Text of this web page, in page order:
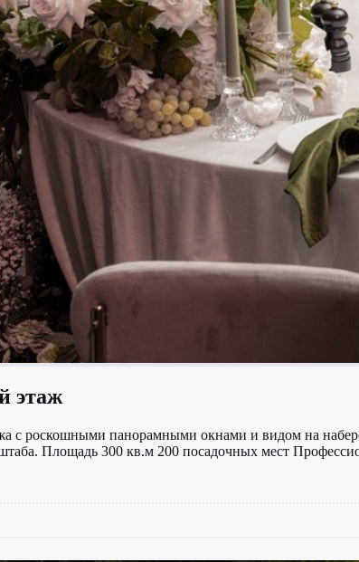
этаж
с роскошными панорамными окнами и видом на
Площадь 300 кв.м 200 посадочных мест